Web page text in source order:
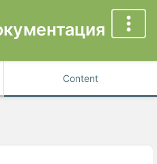
Content